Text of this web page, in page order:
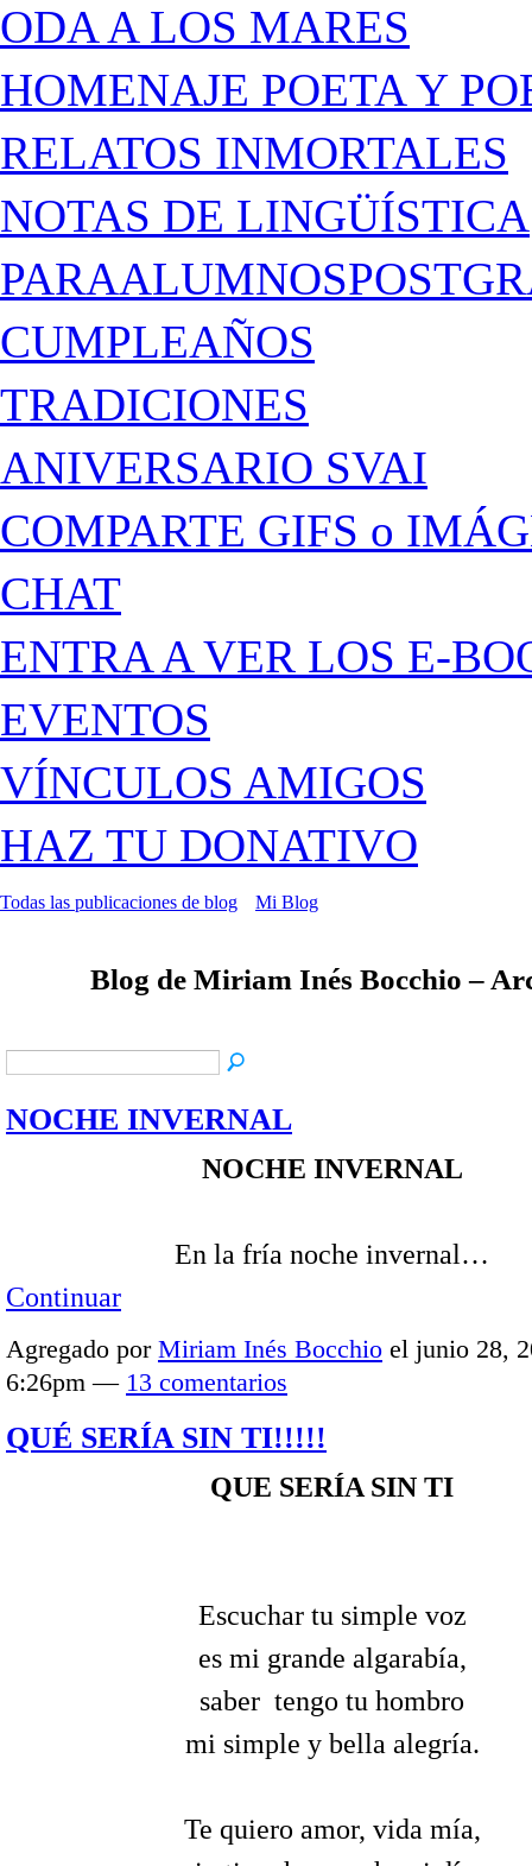
ODA A LOS MARES
HOMENAJE POETA Y
RELATOS INMORTALES
NOTAS DE LINGÜÍSTICA
CUMPLEAÑOS
TRADICIONES
ANIVERSARIO SVAI
COMPARTE GIFS o
CHAT
ENTRA A VER LOS E-
EVENTOS
VÍNCULOS AMIGOS
HAZ TU DONATIVO
Todas las publicaciones de blog Mi Blog
Blog de Miriam Inés Bocchio –
NOCHE INVERNAL
NOCHE INVERNAL
En la fría noche invernal…
Continuar
Agregado por Miriam Inés Bocchio el junio 28,
6:26pm — 13 comentarios
QUÉ SERÍA SIN TI!!!!!
QUE SERÍA SIN TI
Escuchar tu simple voz
es mi grande algarabía,
saber tengo tu hombro
mi simple y bella alegría.
Te quiero amor, vida mía,